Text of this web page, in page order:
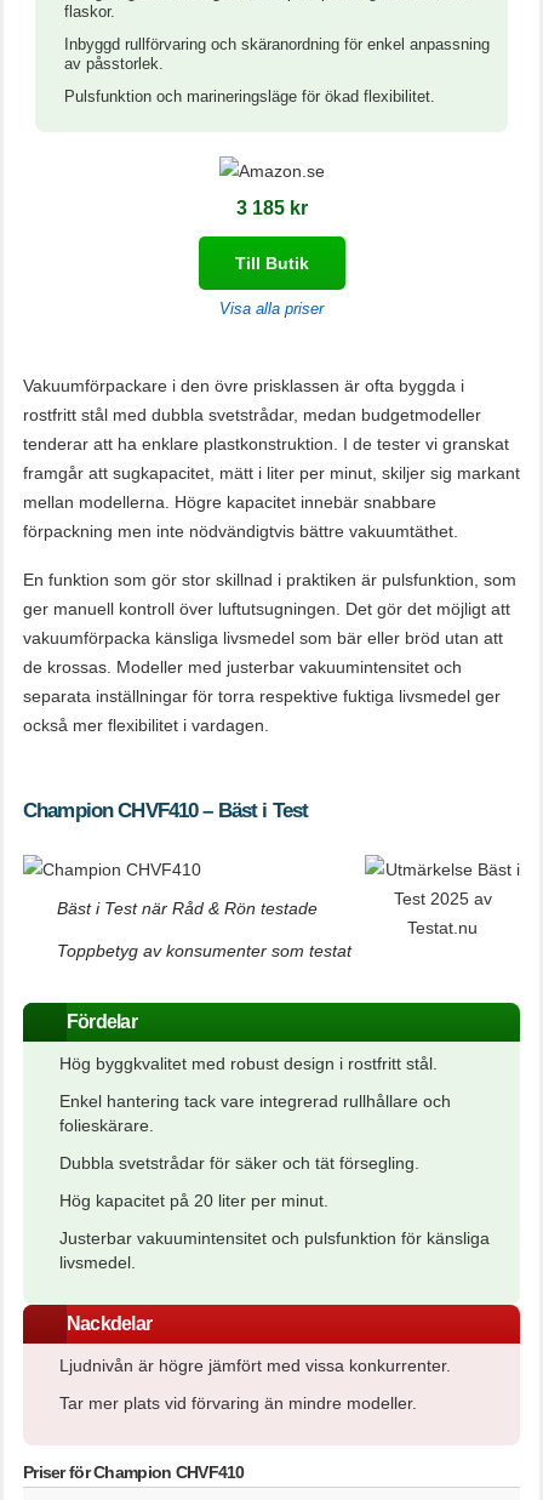
flaskor.
Inbyggd rullförvaring och skäranordning för enkel anpassning
av påsstorlek.
Pulsfunktion och marineringsläge för ökad flexibilitet.
3 185 kr
Till Butik
Visa alla priser
Vakuumförpackare i den övre prisklassen är ofta byggda i
rostfritt stål med dubbla svetstrådar, medan budgetmodeller
tenderar att ha enklare plastkonstruktion. I de tester vi granskat
framgår att sugkapacitet, mätt i liter per minut, skiljer sig markant
mellan modellerna. Högre kapacitet innebär snabbare
förpackning men inte nödvändigtvis bättre vakuumtäthet.
En funktion som gör stor skillnad i praktiken är pulsfunktion, som
ger manuell kontroll över luftutsugningen. Det gör det möjligt att
vakuumförpacka känsliga livsmedel som bär eller bröd utan att
de krossas. Modeller med justerbar vakuumintensitet och
separata inställningar för torra respektive fuktiga livsmedel ger
också mer flexibilitet i vardagen.
Champion CHVF410 – Bäst i Test
Bäst i Test när Råd & Rön testade
Toppbetyg av konsumenter som testat
Fördelar
Hög byggkvalitet med robust design i rostfritt stål.
Enkel hantering tack vare integrerad rullhållare och
folieskärare.
Dubbla svetstrådar för säker och tät försegling.
Hög kapacitet på 20 liter per minut.
Justerbar vakuumintensitet och pulsfunktion för känsliga
livsmedel.
Nackdelar
Ljudnivån är högre jämfört med vissa konkurrenter.
Tar mer plats vid förvaring än mindre modeller.
Priser för Champion CHVF410